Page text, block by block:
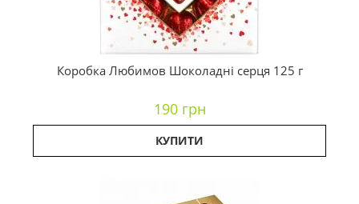
Коробка Любимов Шоколадні серця 125 г
190 грн
КУПИТИ